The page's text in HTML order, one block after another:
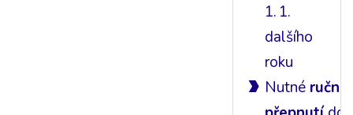
1. 1.
dalšího
roku
Nutné ruční